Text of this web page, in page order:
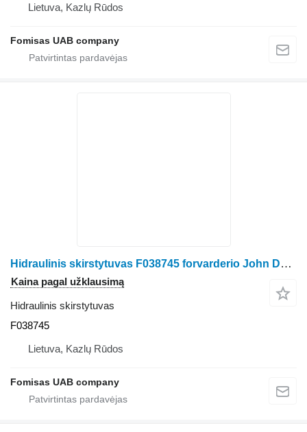
Lietuva, Kazlų Rūdos
Fomisas UAB company
Hidraulinis skirstytuvas F038745 forvarderio John Deere 810 B
Kaina pagal užklausimą
Hidraulinis skirstytuvas
F038745
Lietuva, Kazlų Rūdos
Fomisas UAB company